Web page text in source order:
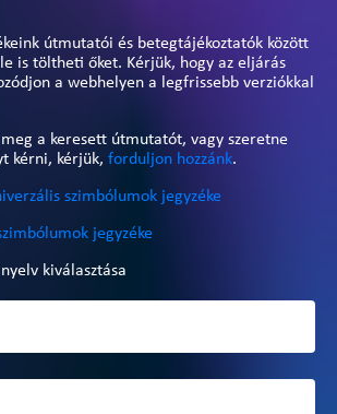
útmutatói és betegtájékoztatók között
is töltheti őket. Kérjük, hogy az eljárás
a webhelyen a legfrissebb verziókkal
a keresett útmutatót, vagy szeretne
kérni, kérjük, forduljon hozzánk.
szimbólumok jegyzéke
jegyzéke
kiválasztása